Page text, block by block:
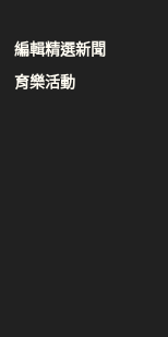
編輯精選新聞
育樂活動